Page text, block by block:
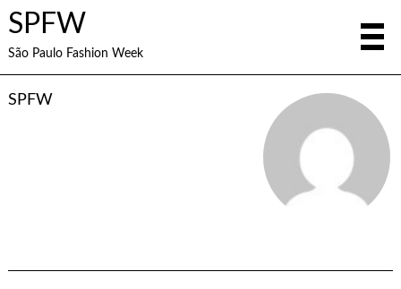
SPFW
São Paulo Fashion Week
SPFW